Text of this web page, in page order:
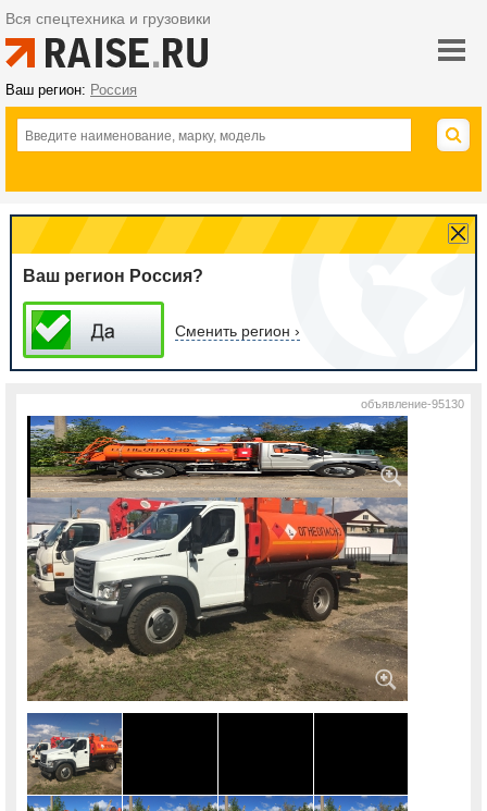
Вся спецтехника и грузовики
Ваш регион: Россия
Ваш регион Россия?
Сменить регион ›
объявление-95130